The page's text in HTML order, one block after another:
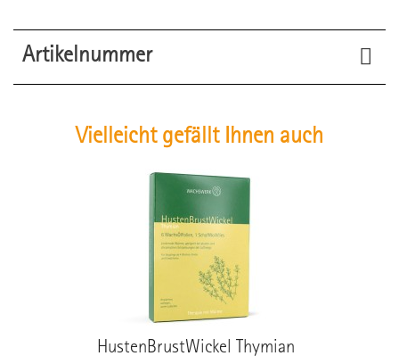
Artikelnummer
4255679400033
Vielleicht gefällt Ihnen auch
HustenBrustWickel Thymian